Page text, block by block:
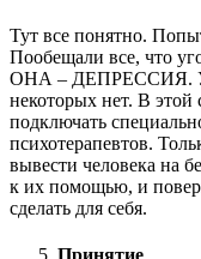
Тут все понятно.
Пообещали все, что
ОНА – ДЕПРЕССИЯ. У
некоторых нет. В
подключать
психотерапевтов.
вывести человека на
к их помощью, и
сделать для себя.
Принятие